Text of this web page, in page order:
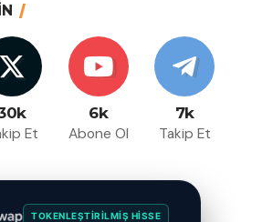
Et
6k
Abone Ol
7k
Takip Et
TOKENLEŞTIRILMIŞ HISSE